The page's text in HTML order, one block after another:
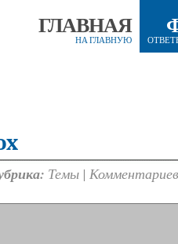
ГЛАВНАЯ
НА ГЛАВНУЮ
Темы |